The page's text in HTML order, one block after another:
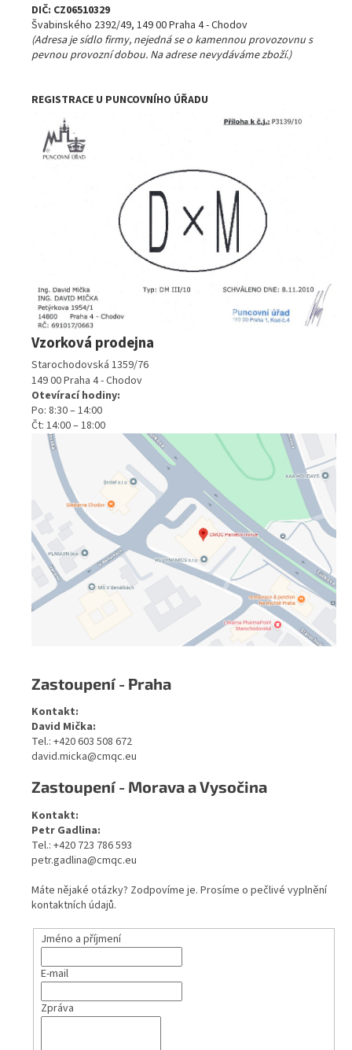
DIČ: CZ06510329
Švabinského 2392/49, 149 00 Praha 4 - Chodov
(Adresa je sídlo firmy, nejedná se o kamennou provozovnu s
pevnou provozní dobou. Na adrese nevydáváme zboží.)
REGISTRACE U PUNCOVNÍHO ÚŘADU
Vzorková prodejna
Starochodovská 1359/76
149 00 Praha 4 - Chodov
Otevírací hodiny:
Po: 8:30 – 14:00
Čt: 14:00 – 18:00
Zastoupení - Praha
Kontakt:
David Mička:
Tel.: +420 603 508 672
david.micka@cmqc.eu
Zastoupení - Morava a Vysočina
Kontakt:
Petr Gadlina:
Tel.: +420 723 786 593
petr.gadlina@cmqc.eu
Máte nějaké otázky? Zodpovíme je. Prosíme o pečlivé vyplnění
kontaktních údajů.
Jméno a příjmení
E-mail
Zpráva